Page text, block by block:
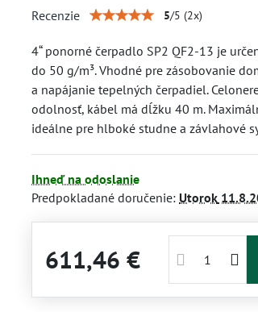
Recenzie 5/5 (2x)
4“ ponorné čerpadlo SP2 QF2-13 je
do 50 g/m³. Vhodné pre zásobovanie
a napájanie tepelných čerpadiel.
odolnosť, kábel má dĺžku 40 m.
ideálne pre hlboké studne a závlahové
Ihneď na odoslanie
Predpokladané doručenie: Utorok
611,46 €